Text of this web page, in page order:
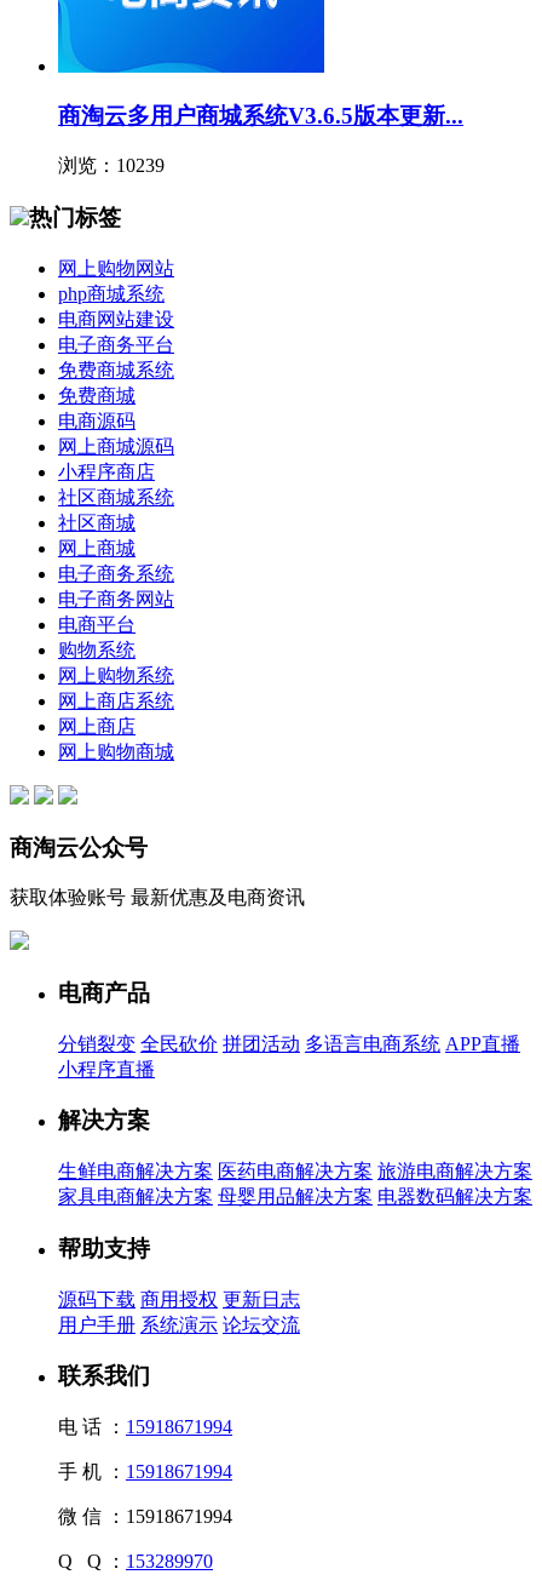
商淘云多用户商城系统V3.6.5版本更新...
浏览：10239
热门标签
网上购物网站
php商城系统
电商网站建设
电子商务平台
免费商城系统
免费商城
电商源码
网上商城源码
小程序商店
社区商城系统
社区商城
网上商城
电子商务系统
电子商务网站
电商平台
购物系统
网上购物系统
网上商店系统
网上商店
网上购物商城
商淘云公众号
获取体验账号 最新优惠及电商资讯
电商产品
分销裂变 全民砍价 拼团活动 多语言电商系统 APP直播
小程序直播
解决方案
生鲜电商解决方案 医药电商解决方案 旅游电商解决方案
家具电商解决方案 母婴用品解决方案 电器数码解决方案
帮助支持
源码下载 商用授权 更新日志
用户手册 系统演示 论坛交流
联系我们
电 话 ： 15918671994
手 机 ： 15918671994
微 信 ： 15918671994
Q Q ： 153289970